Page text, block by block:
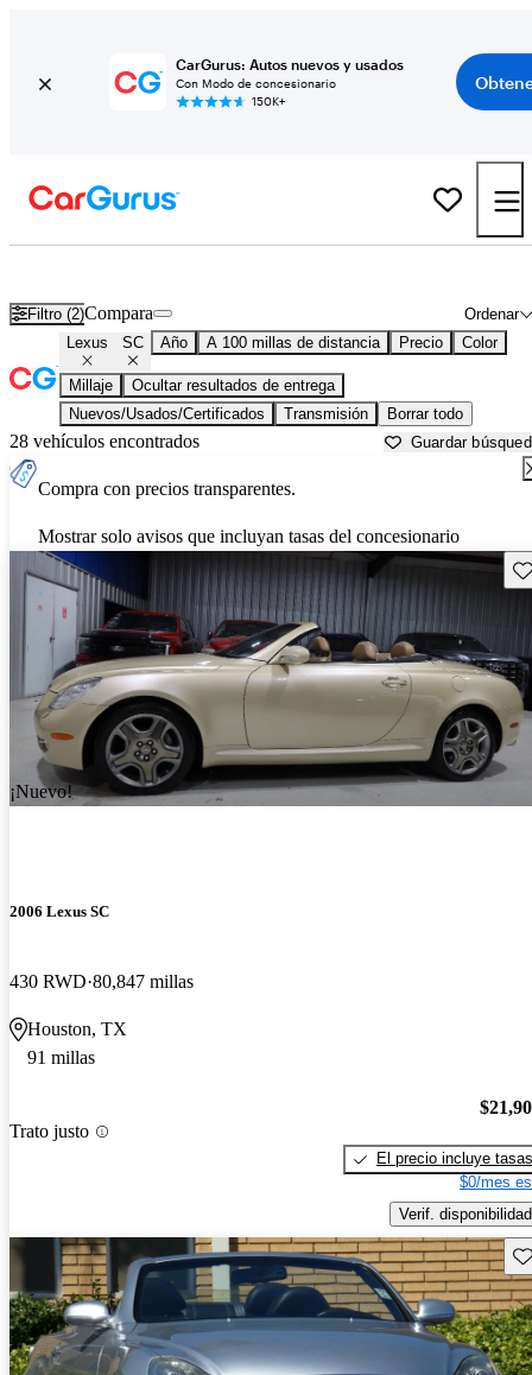
CarGurus: Autos nuevos y usados
Con Modo de concesionario
150K+
Filtro (2) Ordenar
Compara
Lexus SC Año A 100 millas de distancia Precio Color
Millaje
Ocultar resultados de entrega
Nuevos/Usados/Certificados
Transmisión Borrar todo
28 vehículos encontrados Guardar
Compra con precios transparentes.
Mostrar solo avisos que incluyan tasas del concesionario
¡Nuevo!
2006 Lexus SC
430 RWD 80,847 millas
Houston, TX
91 millas
Trato justo
El precio incluye tasas
$0/mes
Verif. disponibilidad